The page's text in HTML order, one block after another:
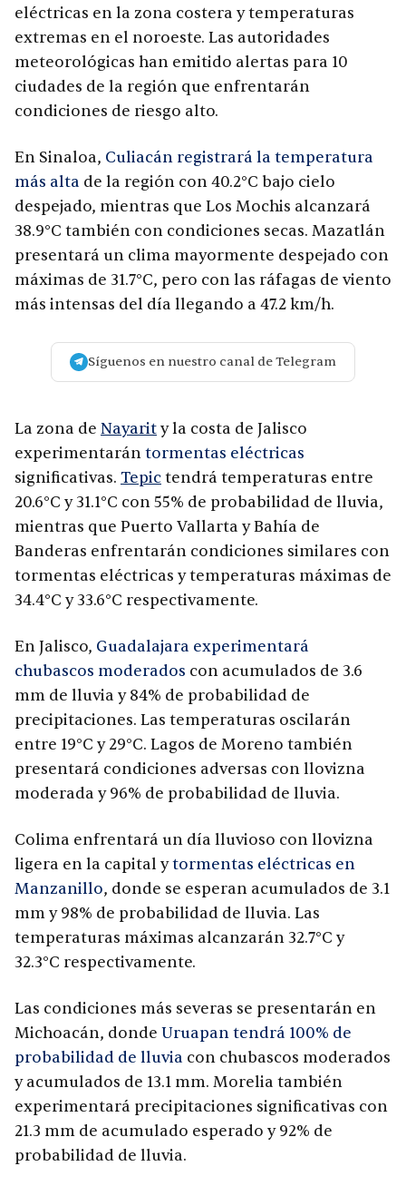
eléctricas en la zona costera y temperaturas
extremas en el noroeste. Las autoridades
meteorológicas han emitido alertas para 10
ciudades de la región que enfrentarán
condiciones de riesgo alto.
En Sinaloa, Culiacán registrará la temperatura
más alta de la región con 40.2°C bajo cielo
despejado, mientras que Los Mochis alcanzará
38.9°C también con condiciones secas. Mazatlán
presentará un clima mayormente despejado con
máximas de 31.7°C, pero con las ráfagas de viento
más intensas del día llegando a 47.2 km/h.
Síguenos en nuestro canal de Telegram
La zona de Nayarity la costa de Jalisco
experimentarántormentas eléctricas
significativas. Tepictendrá temperaturas entre
20.6°C y 31.1°C con 55% de probabilidad de lluvia,
mientras que Puerto Vallarta y Bahía de
Banderas enfrentarán condiciones similares con
tormentas eléctricas y temperaturas máximas de
34.4°C y 33.6°C respectivamente.
En Jalisco, Guadalajara experimentará
chubascos moderados con acumulados de 3.6
mm de lluvia y 84% de probabilidad de
precipitaciones. Las temperaturas oscilarán
entre 19°C y 29°C. Lagos de Moreno también
presentará condiciones adversas con llovizna
moderada y 96% de probabilidad de lluvia.
Colima enfrentará un día lluvioso con llovizna
ligera en la capital ytormentas eléctricas en
Manzanillo, donde se esperan acumulados de 3.1
mm y 98% de probabilidad de lluvia. Las
temperaturas máximas alcanzarán 32.7°C y
32.3°C respectivamente.
Las condiciones más severas se presentarán en
Michoacán, donde Uruapan tendrá 100% de
probabilidad de lluvia con chubascos moderados
y acumulados de 13.1 mm. Morelia también
experimentará precipitaciones significativas con
21.3 mm de acumulado esperado y 92% de
probabilidad de lluvia.